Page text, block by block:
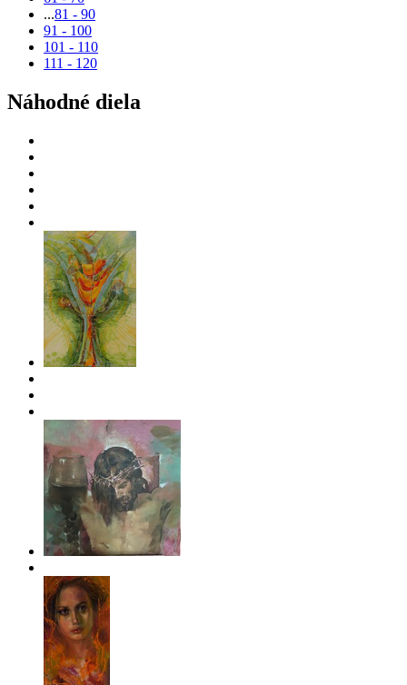
...81 - 90
91 - 100
101 - 110
111 - 120
Náhodné diela